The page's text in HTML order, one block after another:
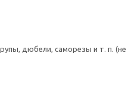
дюбели, саморезы и т. п. (не